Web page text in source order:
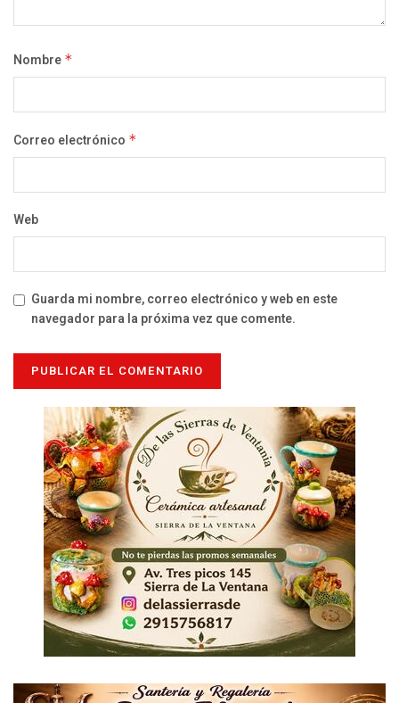
Nombre *
Correo electrónico *
Web
Guarda mi nombre, correo electrónico y web en este
navegador para la próxima vez que comente.